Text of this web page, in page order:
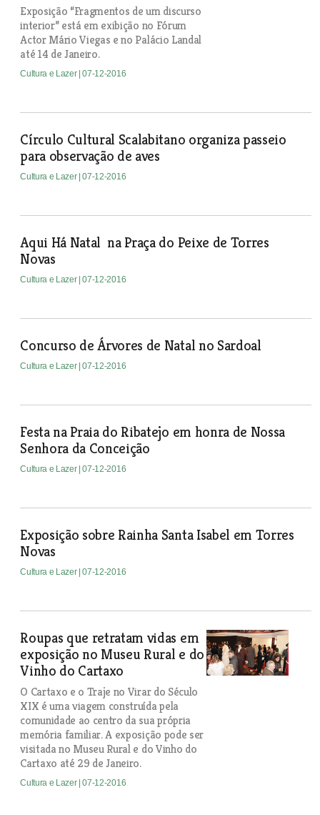
Exposição “Fragmentos de um discurso
interior” está em exibição no Fórum
Actor Mário Viegas e no Palácio Landal
até 14 de Janeiro.
Cultura e Lazer | 07-12-2016
Círculo Cultural Scalabitano organiza passeio
para observação de aves
Cultura e Lazer | 07-12-2016
Aqui Há Natal na Praça do Peixe de Torres
Novas
Cultura e Lazer | 07-12-2016
Concurso de Árvores de Natal no Sardoal
Cultura e Lazer | 07-12-2016
Festa na Praia do Ribatejo em honra de Nossa
Senhora da Conceição
Cultura e Lazer | 07-12-2016
Exposição sobre Rainha Santa Isabel em Torres
Novas
Cultura e Lazer | 07-12-2016
Roupas que retratam vidas em
exposição no Museu Rural e do
Vinho do Cartaxo
O Cartaxo e o Traje no Virar do Século
XIX é uma viagem construída pela
comunidade ao centro da sua própria
memória familiar. A exposição pode ser
visitada no Museu Rural e do Vinho do
Cartaxo até 29 de Janeiro.
Cultura e Lazer | 07-12-2016